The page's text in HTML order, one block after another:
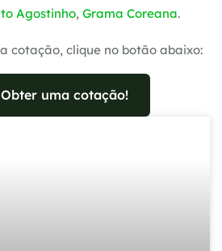
Agostinho, Grama Coreana.
cotação, clique no botão abaixo:
uma cotação!